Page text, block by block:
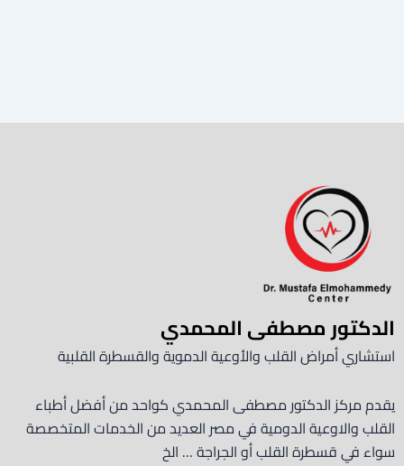
الدكتور مصطفى المحمدي
استشاري أمراض القلب والأوعية الدموية والقسطرة القلبية
يقدم مركز الدكتور مصطفى المحمدي كواحد من أفضل أطباء
القلب والاوعية الدومية في مصر العديد من الخدمات المتخصصة
سواء في قسطرة القلب أو الجراجة … الخ